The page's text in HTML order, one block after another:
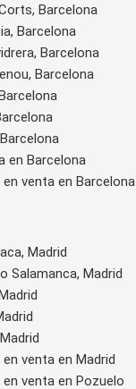
Barcelona
Barcelona
Barcelona
Barcelona
en Barcelona
venta en Barcelona
Madrid
Salamanca, Madrid
venta en Madrid
venta en Pozuelo